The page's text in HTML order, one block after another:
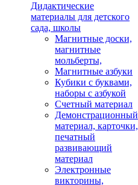
Дидактические
материалы для детского
сада, школы
Магнитные доски,
магнитные
мольберты,
Магнитные азбуки
Кубики с буквами,
наборы с азбукой
Счетный материал
Демонстрационный
материал, карточки,
печатный
развивающий
материал
Электронные
викторины,